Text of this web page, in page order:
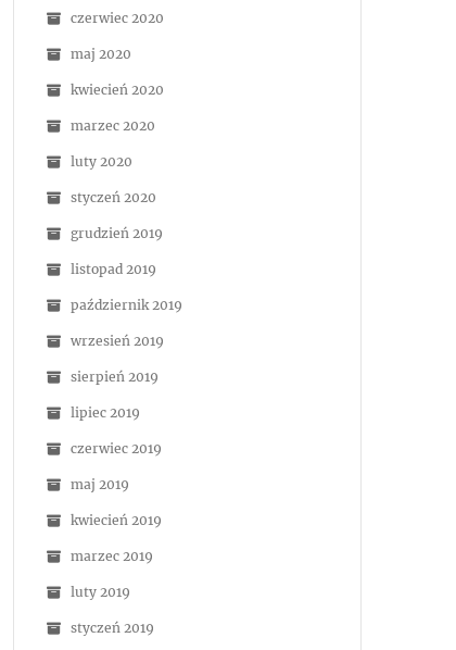
czerwiec 2020
maj 2020
kwiecień 2020
marzec 2020
luty 2020
styczeń 2020
grudzień 2019
listopad 2019
październik 2019
wrzesień 2019
sierpień 2019
lipiec 2019
czerwiec 2019
maj 2019
kwiecień 2019
marzec 2019
luty 2019
styczeń 2019